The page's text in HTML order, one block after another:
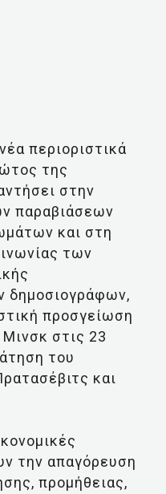
περιοριστικά
της
στην
παραβιάσεων
και στη
των
δημοσιογράφων,
προσγείωση
στις 23
του
και
την απαγόρευση
προμήθειας,